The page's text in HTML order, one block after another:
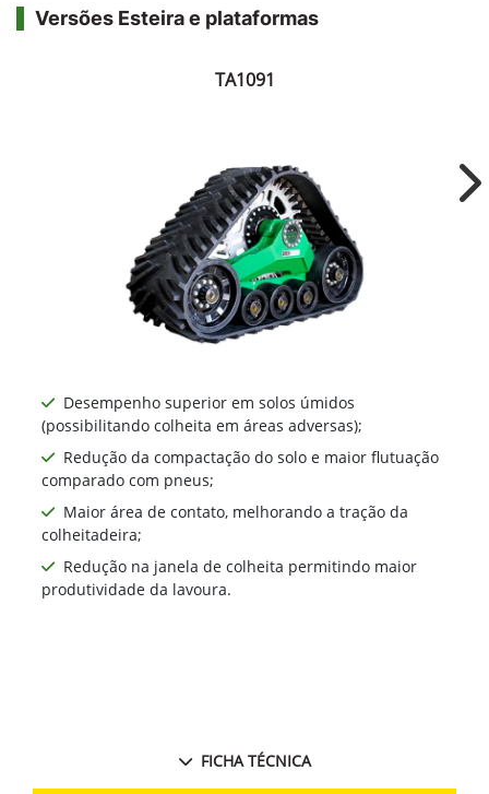
Versões Esteira e plataformas
TA1091
Desempenho superior em solos úmidos
(possibilitando colheita em áreas adversas);
Redução da compactação do solo e maior flutuação
comparado com pneus;
Maior área de contato, melhorando a tração da
colheitadeira;
Redução na janela de colheita permitindo maior
produtividade da lavoura.
FICHA TÉCNICA